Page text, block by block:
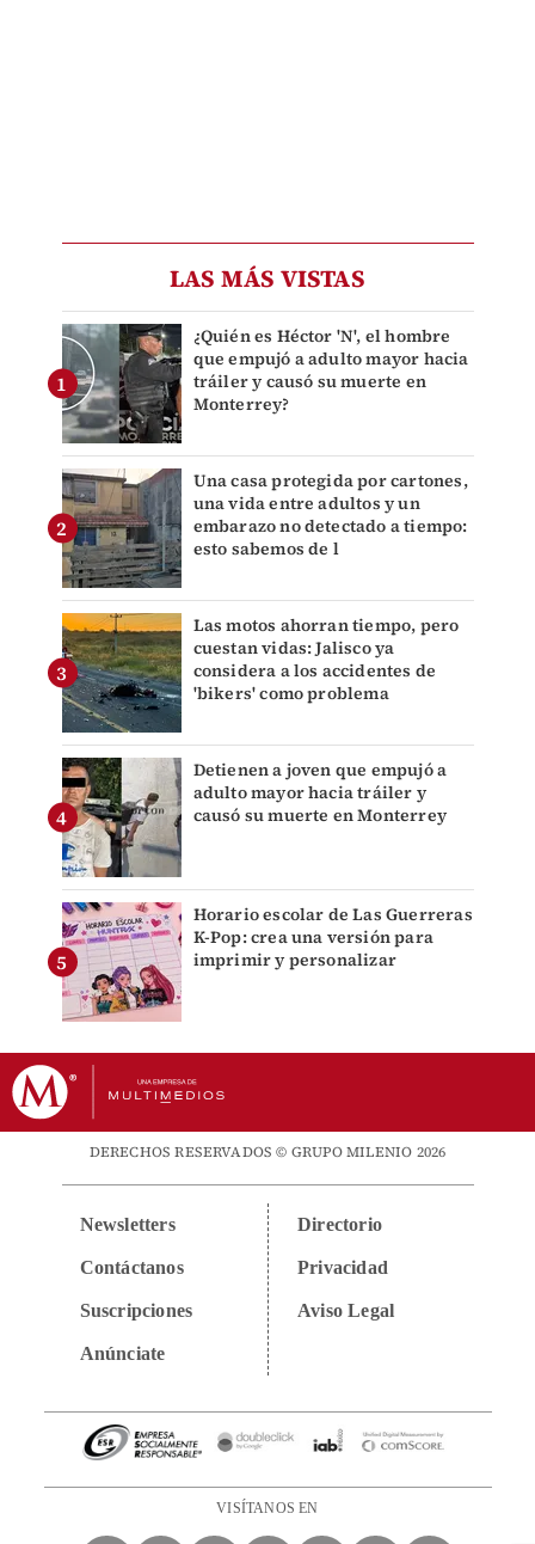
LAS MÁS VISTAS
¿Quién es Héctor 'N', el hombre
que empujó a adulto mayor hacia
tráiler y causó su muerte en
Monterrey?
Una casa protegida por cartones,
una vida entre adultos y un
embarazo no detectado a tiempo:
esto sabemos de l
Las motos ahorran tiempo, pero
cuestan vidas: Jalisco ya
considera a los accidentes de
'bikers' como problema
Detienen a joven que empujó a
adulto mayor hacia tráiler y
causó su muerte en Monterrey
Horario escolar de Las Guerreras
K-Pop: crea una versión para
imprimir y personalizar
DERECHOS RESERVADOS © GRUPO MILENIO 2026
Newsletters
Contáctanos
Suscripciones
Anúnciate
Directorio
Privacidad
Aviso Legal
VISÍTANOS EN